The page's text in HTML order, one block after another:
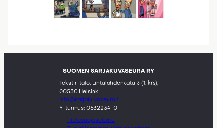
SUOMEN SARJAKUVASEURA RY
Tekstin talo, Lintulahdenkatu 3 (1. krs),
00530 Helsinki
info@sarjakuvaseura.fi
Y-tunnus: 0532234-0
Tietosuojaseloste